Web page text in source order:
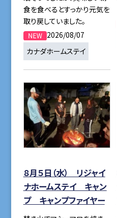
食を食べるとすっかり元気を
取り戻していました。
2026/08/07
カナダホームステイ
８月５日（水） リジャイ
ナホームステイ キャン
プ キャンプファイヤー